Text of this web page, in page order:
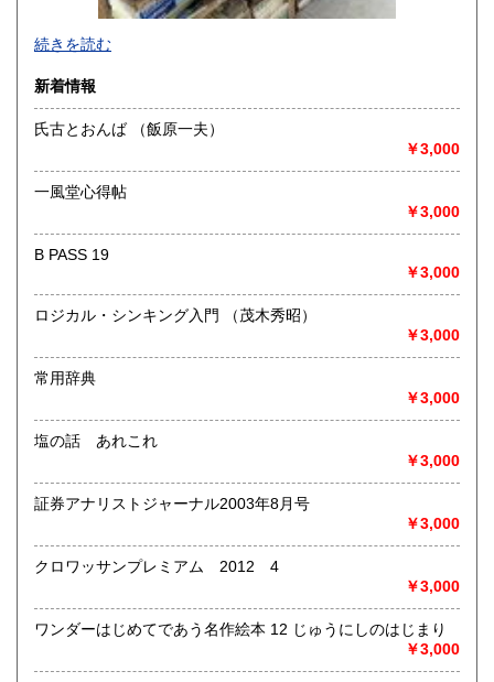
-
沿線名：-
最寄駅：-
営業時間：-
定休日：-
書籍の買取について
取り扱い分野
語国文、外国文学、古典籍、近代文献、趣味、外国書、サブ
カルチャー、古書一般（その他）
続きを読む
新着情報
氏古とおんば （飯原一夫）
￥3,000
一風堂心得帖
￥3,000
B PASS 19
￥3,000
ロジカル・シンキング入門 （茂木秀昭）
￥3,000
常用辞典
￥3,000
塩の話 あれこれ
￥3,000
証券アナリストジャーナル2003年8月号
￥3,000
クロワッサンプレミアム 2012 4
￥3,000
ワンダーはじめてであう名作絵本 12 じゅうにしのはじまり
￥3,000